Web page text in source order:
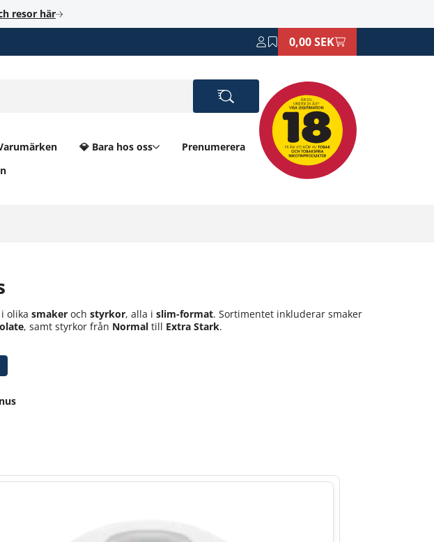
resor här
0,00 SEK
💎 Bara hos oss
Prenumerera
i olika smaker och styrkor, alla i slim-format. Sortimentet inkluderar smaker
, samt styrkor från Normaltill Extra Stark.